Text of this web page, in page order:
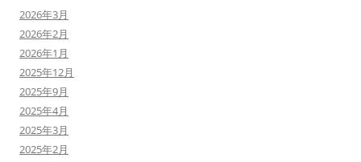
2026年3月
2026年2月
2026年1月
2025年12月
2025年9月
2025年4月
2025年3月
2025年2月